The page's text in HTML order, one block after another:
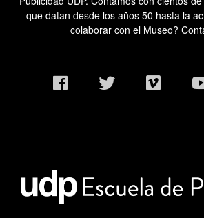
que datan desde los años 50 hasta la
colaborar con el Museo?